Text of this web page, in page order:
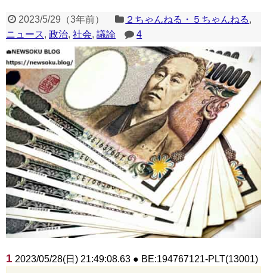
2023/5/29 （3年前） ２ちゃんねる・５ちゃんねる,
ニュース, 政治, 社会, 議論 4
1 2023/05/28(日) 21:49:08.63 ● BE:194767121-PLT(13001)